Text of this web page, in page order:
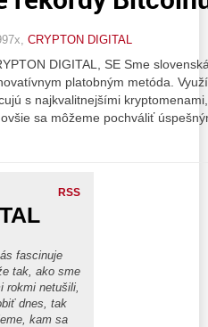
CRYPTON DIGITAL
DIGITAL, SE Sme
platobným metóda.
s najkvalitnejšími
sa môžeme pochváliť
RSS
fascinuje
tak, ako sme
rokmi netušili,
dnes, tak
kam sa